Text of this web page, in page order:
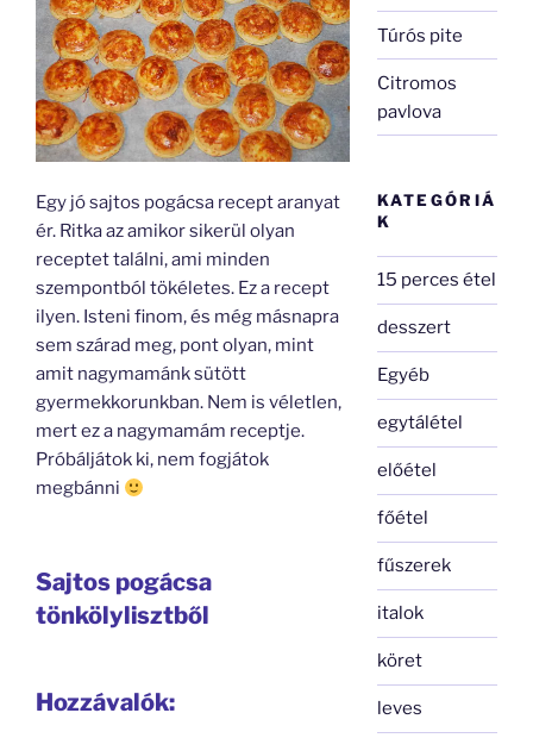
Egy jó sajtos pogácsa recept aranyat
ér. Ritka az amikor sikerül olyan
receptet találni, ami minden
szempontból tökéletes. Ez a recept
ilyen. Isteni finom, és még másnapra
sem szárad meg, pont olyan, mint
amit nagymamánk sütött
gyermekkorunkban. Nem is véletlen,
mert ez a nagymamám receptje.
Próbáljátok ki, nem fogjátok
megbánni
Sajtos pogácsa
tönkölylisztből
Hozzávalók:
Túrós pite
Citromos
pavlova
KATEGÓRIÁ
K
15 perces étel
desszert
Egyéb
egytálétel
előétel
főétel
fűszerek
italok
köret
leves